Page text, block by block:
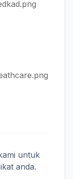
untuk
anda.